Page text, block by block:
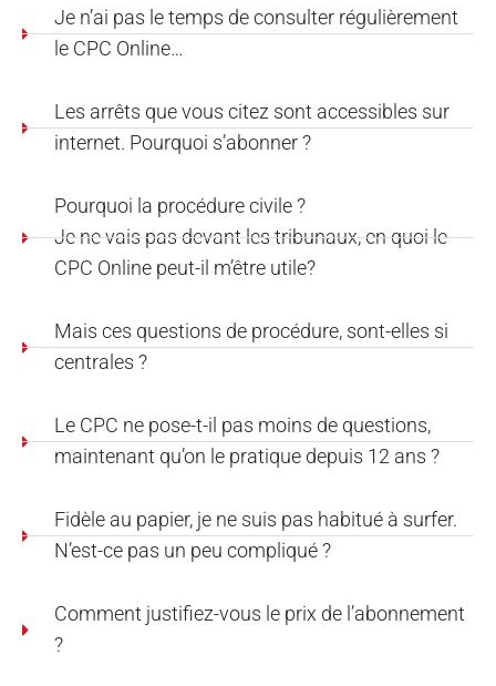
Je n’ai pas le temps de consulter régulièrement
le CPC Online…
Les arrêts que vous citez sont accessibles sur
internet. Pourquoi s’abonner ?
Pourquoi la procédure civile ?
Je ne vais pas devant les tribunaux, en quoi le
CPC Online peut-il m’être utile?
Mais ces questions de procédure, sont-elles si
centrales ?
Le CPC ne pose-t-il pas moins de questions,
maintenant qu’on le pratique depuis 12 ans ?
Fidèle au papier, je ne suis pas habitué à surfer.
N’est-ce pas un peu compliqué ?
Comment justifiez-vous le prix de l’abonnement
?